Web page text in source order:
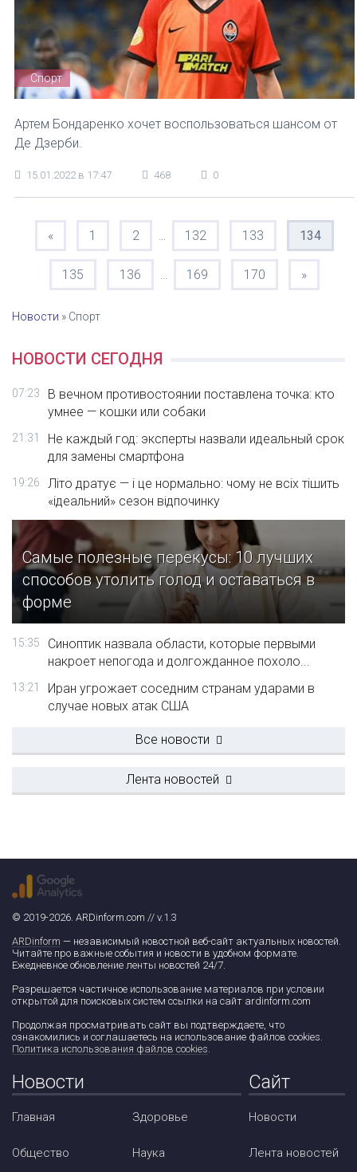
Спорт
Артем Бондаренко хочет воспользоваться шансом от
Де Дзерби.
15.01.2022 в 17:47 468 0
« 1 2 132 133 134
135 136 169 170 »
Новости » Спорт
НОВОСТИ СЕГОДНЯ
07:23
В вечном противостоянии поставлена точка: кто
умнее — кошки или собаки
21:31
Не каждый год: эксперты назвали идеальный срок
для замены смартфона
19:26
Літо дратує — і це нормально: чому не всіх тішить
«ідеальний» сезон відпочинку
Самые полезные перекусы: 10 лучших
способов утолить голод и оставаться в
форме
15:35
Синоптик назвала области, которые первыми
накроет непогода и долгожданное похоло...
13:21
Иран угрожает соседним странам ударами в
случае новых атак США
Все новости
Лента новостей
© 2019-2026. ARDinform.com // v.1.3
ARDinform — независимый новостной веб-сайт актуальных новостей.
Читайте про важные события и новости в удобном формате.
Ежедневное обновление ленты новостей 24/7.
Разрешается частичное использование материалов при условии
открытой для поисковых систем ссылки на сайт ardinform.com
Продолжая просматривать сайт вы подтверждаете, что
ознакомились и соглашаетесь на использование файлов cookies.
Политика использования файлов cookies.
Новости
Главная
Общество
Здоровье
Наука
Сайт
Новости
Лента новостей